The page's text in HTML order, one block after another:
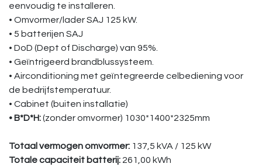
eenvoudig te installeren.
• Omvormer/lader SAJ 125 kW.
• 5 batterijen SAJ
• DoD (Dept of Discharge) van 95%.
• Geïntrigeerd brandblussysteem.
• Airconditioning met geïntegreerde celbediening voor
de bedrijfstemperatuur.
• Cabinet (buiten installatie)
• B*D*H:(zonder omvormer) 1030*1400*2325mm
Totaal vermogen omvormer: 137,5 kVA / 125 kW
Totale capaciteit batterij: 261,00 kWh